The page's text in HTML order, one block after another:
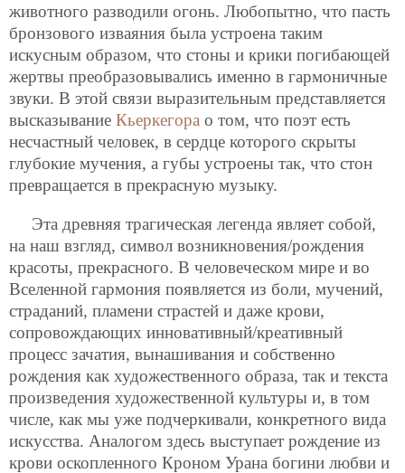
животного разводили огонь. Любопытно, что пасть
бронзового изваяния была устроена таким
искусным образом, что стоны и крики погибающей
жертвы преобразовывались именно в гармоничные
звуки. В этой связи выразительным представляется
высказывание Кьеркегора о том, что поэт есть
несчастный человек, в сердце которого скрыты
глубокие мучения, а губы устроены так, что стон
превращается в прекрасную музыку.
Эта древняя трагическая легенда являет собой,
на наш взгляд, символ возникновения/рождения
красоты, прекрасного. В человеческом мире и во
Вселенной гармония появляется из боли, мучений,
страданий, пламени страстей и даже крови,
сопровождающих инновативный/креативный
процесс зачатия, вынашивания и собственно
рождения как художественного образа, так и текста
произведения художественной культуры и, в том
числе, как мы уже подчеркивали, конкретного вида
искусства. Аналогом здесь выступает рождение из
крови оскопленного Кроном Урана богини любви и